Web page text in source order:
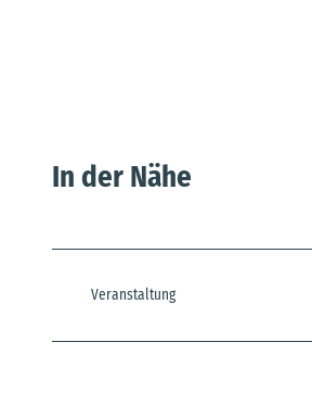
In der Nähe
Veranstaltung